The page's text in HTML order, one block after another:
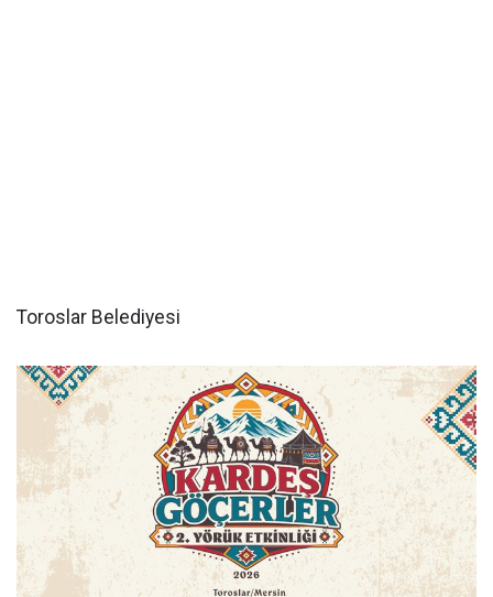
Toroslar Belediyesi